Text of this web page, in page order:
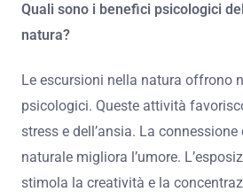
Quali sono i benefici psicologici
natura?
Le escursioni nella natura offrono
psicologici. Queste attività
stress e dell’ansia. La connessione
naturale migliora l’umore.
stimola la creatività e la